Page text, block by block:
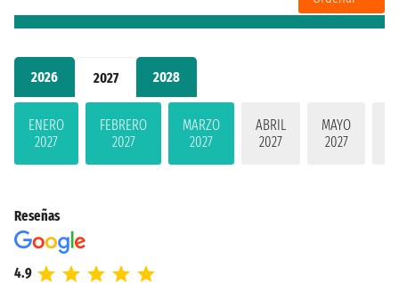
2026 2027 2028
ENERO
2027
FEBRERO
2027
MARZO
2027
ABRIL
2027
MAYO
2027
Reseñas
4.9